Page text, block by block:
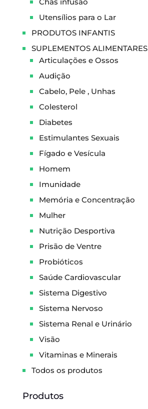
Utensílios para o Lar
PRODUTOS INFANTIS
SUPLEMENTOS ALIMENTARES
Articulações e Ossos
Audição
Cabelo, Pele , Unhas
Colesterol
Diabetes
Estimulantes Sexuais
Fígado e Vesícula
Homem
Imunidade
Memória e Concentração
Mulher
Nutrição Desportiva
Prisão de Ventre
Probióticos
Saúde Cardiovascular
Sistema Digestivo
Sistema Nervoso
Sistema Renal e Urinário
Visão
Vitaminas e Minerais
Todos os produtos
Produtos